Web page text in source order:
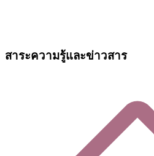
สาระความรู้และข่าวสาร